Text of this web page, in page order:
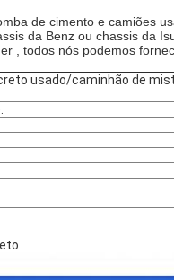
de cimento e camiões
da Benz ou chassis da
, todos nós podemos
usado/caminhão de